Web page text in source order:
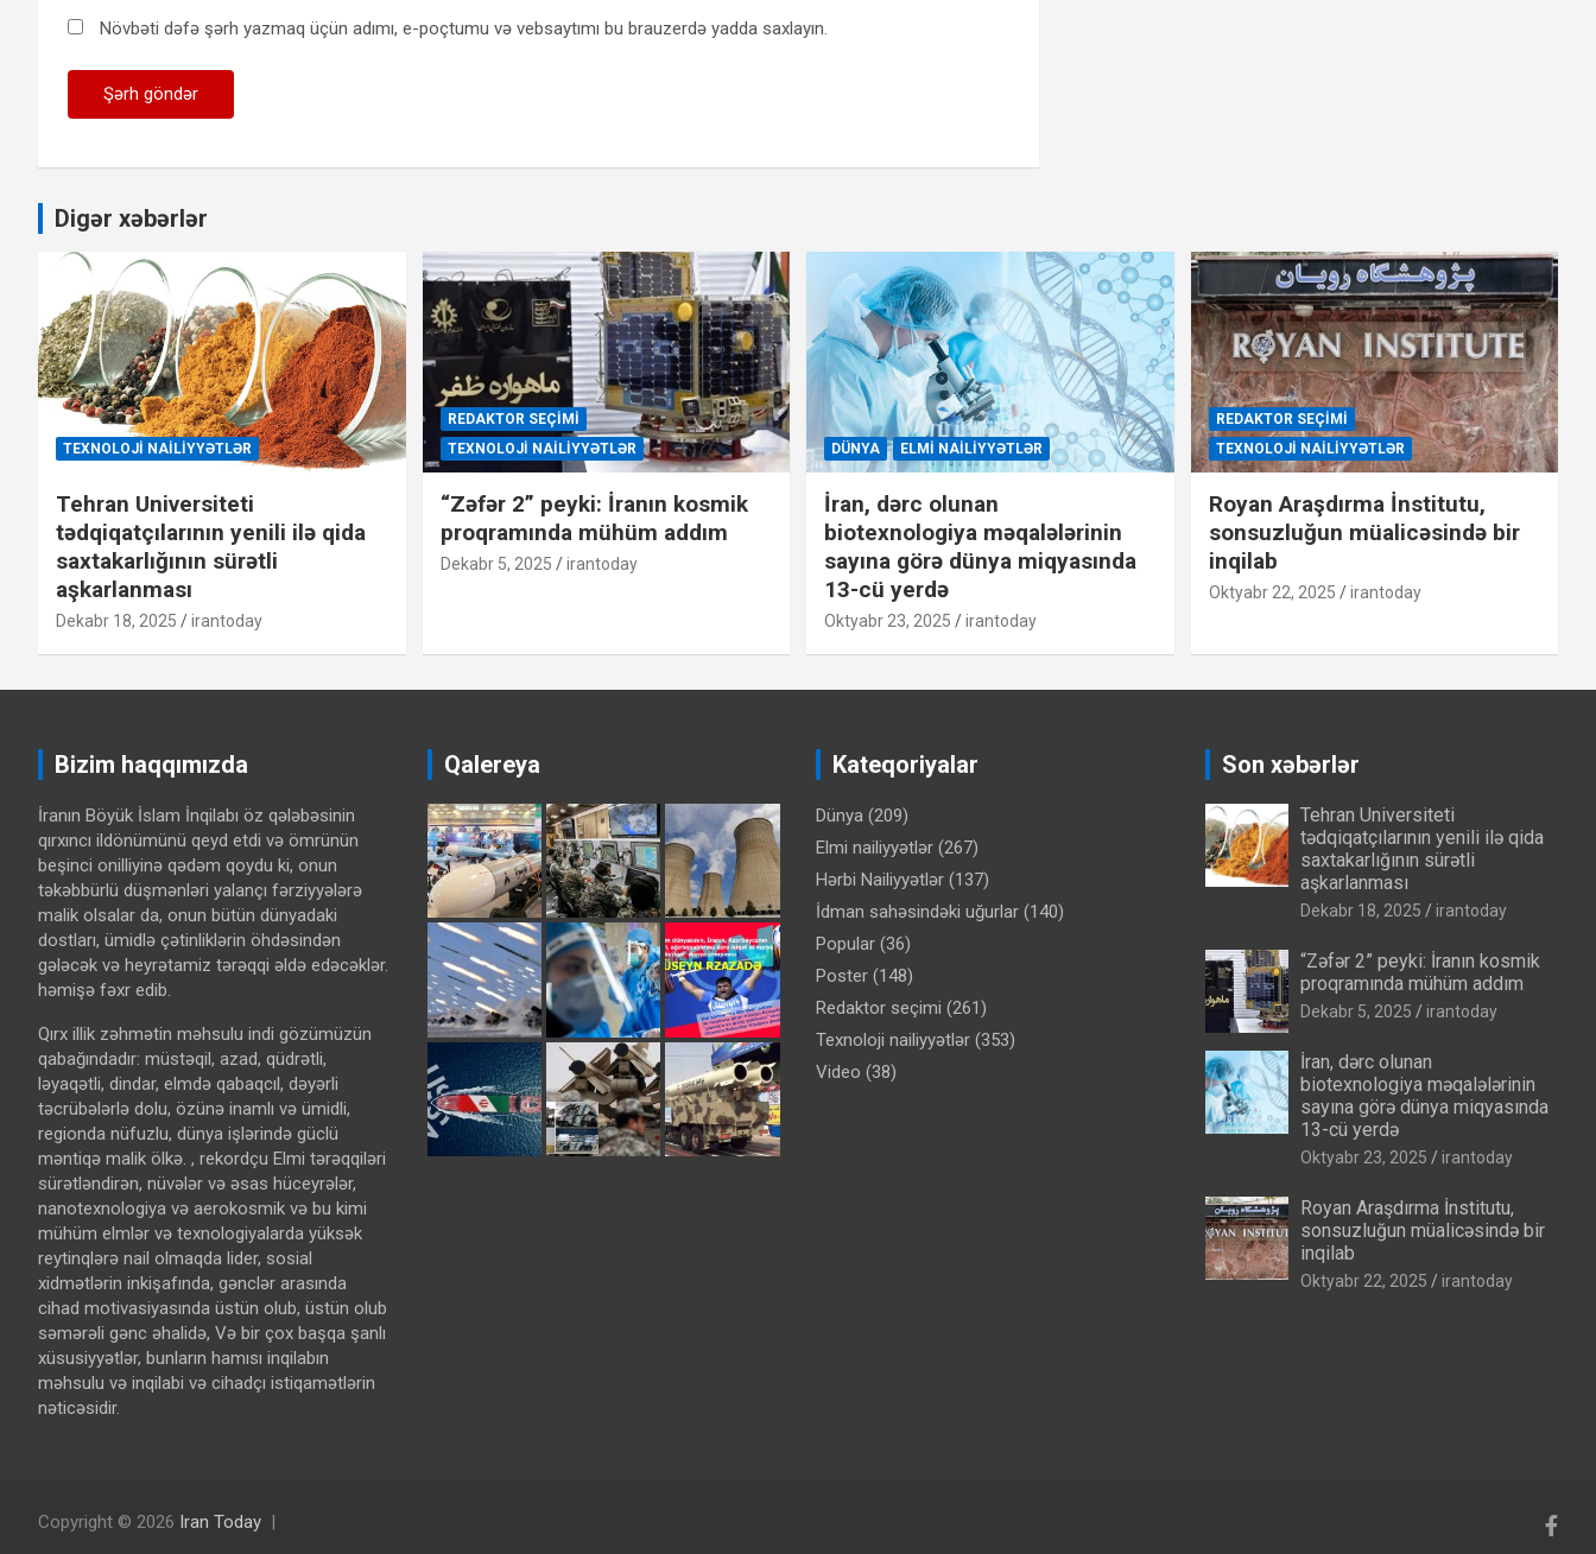
Növbəti dəfə şərh yazmaq üçün adımı, e-poçtumu və vebsaytımı bu brauzerdə yadda saxlayın.
Digər xəbərlər
TEXNOLOJI NAILIYYƏTLƏR
Tehran Universiteti
tədqiqatçılarının yenili ilə qida
saxtakarlığının sürətli
aşkarlanması
Dekabr 18, 2025 irantoday
REDAKTOR SEÇIMI
TEXNOLOJI NAILIYYƏTLƏR
“Zəfər 2” peyki: İranın kosmik
proqramında mühüm addım
Dekabr 5, 2025 irantoday
DÜNYA ELMI NAILIYYƏTLƏR
İran, dərc olunan
biotexnologiya məqalələrinin
sayına görə dünya miqyasında
13-cü yerdə
Oktyabr 23, 2025 irantoday
REDAKTOR SEÇIMI
TEXNOLOJI NAILIYYƏTLƏR
Royan Araşdırma İnstitutu,
sonsuzluğun müalicəsində bir
inqilab
Oktyabr 22, 2025 irantoday
Bizim haqqımızda
İranın Böyük İslam İnqilabı öz qələbəsinin
qırxıncı ildönümünü qeyd etdi və ömrünün
beşinci onilliyinə qədəm qoydu ki, onun
təkəbbürlü düşmənləri yalançı fərziyyələrə
malik olsalar da, onun bütün dünyadaki
dostları, ümidlə çətinliklərin öhdəsindən
gələcək və heyrətamiz tərəqqi əldə edəcəklər.
həmişə fəxr edib.
Qırx illik zəhmətin məhsulu indi gözümüzün
qabağındadır: müstəqil, azad, qüdrətli,
ləyaqətli, dindar, elmdə qabaqcıl, dəyərli
təcrübələrlə dolu, özünə inamlı və ümidli,
regionda nüfuzlu, dünya işlərində güclü
məntiqə malik ölkə. , rekordçu Elmi tərəqqiləri
sürətləndirən, nüvələr və əsas hüceyrələr,
nanotexnologiya və aerokosmik və bu kimi
mühüm elmlər və texnologiyalarda yüksək
reytinqlərə nail olmaqda lider, sosial
xidmətlərin inkişafında, gənclər arasında
cihad motivasiyasında üstün olub, üstün olub
səmərəli gənc əhalidə, Və bir çox başqa şanlı
xüsusiyyətlər, bunların hamısı inqilabın
məhsulu və inqilabi və cihadçı istiqamətlərin
nəticəsidir.
Qalereya Kateqoriyalar
Dünya (209)
Elmi nailiyyətlər (267)
Hərbi Nailiyyətlər (137)
İdman sahəsindəki uğurlar (140)
Popular (36)
Poster (148)
Redaktor seçimi (261)
Texnoloji nailiyyətlər (353)
Video (38)
Son xəbərlər
Tehran Universiteti
tədqiqatçılarının yenili ilə qida
saxtakarlığının sürətli
aşkarlanması
Dekabr 18, 2025 irantoday
“Zəfər 2” peyki: İranın kosmik
proqramında mühüm addım
Dekabr 5, 2025 irantoday
İran, dərc olunan
biotexnologiya məqalələrinin
sayına görə dünya miqyasında
13-cü yerdə
Oktyabr 23, 2025 irantoday
Royan Araşdırma İnstitutu,
sonsuzluğun müalicəsində bir
inqilab
Oktyabr 22, 2025 irantoday
Copyright © 2026 Iran Today